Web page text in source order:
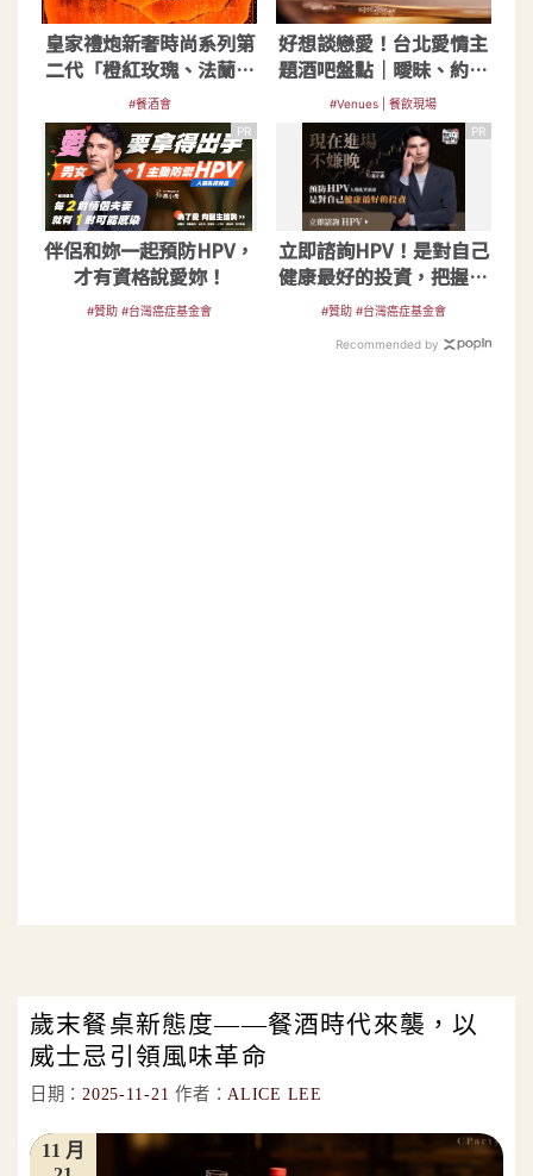
皇家禮炮新奢時尚系列第
二代「橙紅玫瑰、法蘭西
菊」登極致美學之巔
#餐酒會
好想談戀愛！台北愛情主
題酒吧盤點｜曖昧、約會
升溫好去處
#Venues | 餐飲現場
PR
伴侶和妳一起預防HPV，
才有資格說愛妳！
#贊助 #台灣癌症基金會
PR
立即諮詢HPV！是對自己
健康最好的投資，把握現
在不嫌晚！
#贊助 #台灣癌症基金會
Recommended by
歲末餐桌新態度——餐酒時代來襲，以
威士忌引領風味革命
日期： 2025-11-21 作者： ALICE LEE
11 月